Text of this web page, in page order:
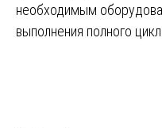
необходимым
выполнения полного